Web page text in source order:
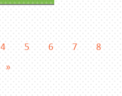
4 5 6 7
8
»